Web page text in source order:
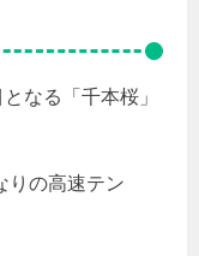
なる「千本桜」
りの高速テン